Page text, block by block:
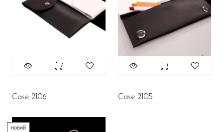
Case 2106 Case 2105
новий